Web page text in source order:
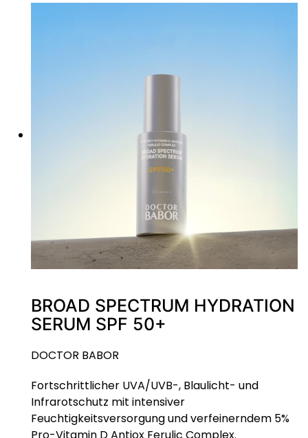
BROAD SPECTRUM HYDRATION
SERUM SPF 50+
DOCTOR BABOR
Fortschrittlicher UVA/UVB-, Blaulicht- und
Infrarotschutz mit intensiver
Feuchtigkeitsversorgung und verfeinerndem 5%
Pro-Vitamin D Antiox Ferulic Complex.